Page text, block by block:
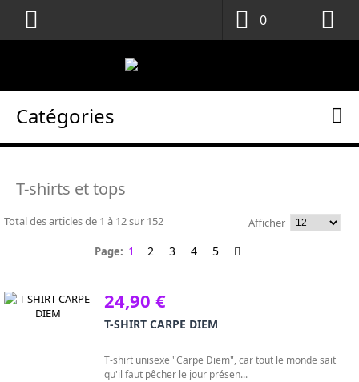
0
Catégories
T-shirts et tops
Total des articles de 1 à 12sur 152
Afficher
Page: 1 2 3 4 5
24,90 €
T-SHIRT CARPE DIEM
T-shirt unisexe "Carpe Diem", car tout le monde sait
qu'il faut pêcher le jour présen...